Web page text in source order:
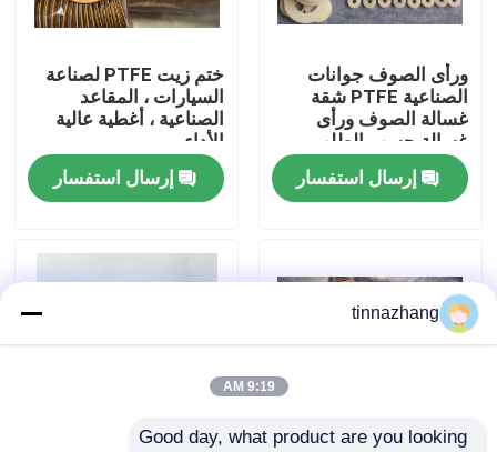
جولة في المعمل
مراقبة الجودة
اتصل بنا
مطّاط زيت ختم صوف
شاحنة الأختام النفط
ورأى الصوف جوانات
الصناعية PTFE شقة
غسالة الصوف ورأى
غسالة حسب الطلب
حجم ختم النفط
إرسال استفسار
ختم زيت PTFE لصناعة
السيارات ، المقاعد
الصناعية ، أغطية عالية
الأداء
إرسال استفسار
tinnazhang
9:19 AM
Good day, what product are you looking